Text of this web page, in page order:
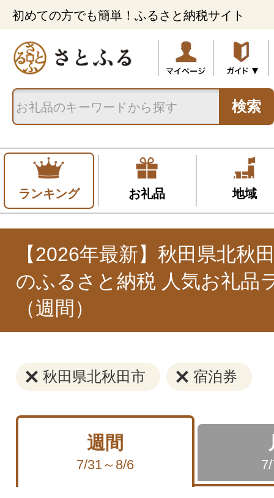
初めての方でも簡単！ふるさと納税サイト
検索
ランキング お礼品 地域
【2026年最新】秋田県北秋
のふるさと納税 人気お礼品
（週間）
秋田県北秋田市 宿泊券
週間
7/31～8/6